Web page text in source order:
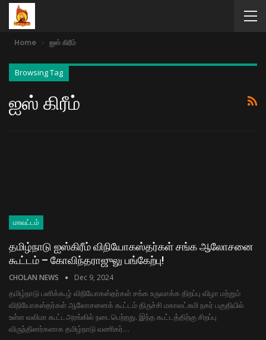
Home ஐஸ் கிரீம்
Browsing Tag
ஐஸ் கிரீம்
மாவட்டம்
தமிழ்நாடு ஐஸ்கிரீம் விநியோகஸ்தர்கள் சங்க ஆலோசனை
கூட்டம் – கோவிந்தராஜுலு பங்கேற்பு!
CHOLAN NEWS Dec 9, 2024
தமிழ்நாடு பனிக்கூழ் விநியோகஸ்தர்கள் சங்க உருவாக்க திறப்பு விழா மற்றும்
விநியோகஸ்தர்கள் ஆலோசனைக் கூட்டம் திருச்சி மகாலட்சுமி நகர் பகுதியில்
உள்ள வலிமா கூட்டஅரங்கில் நடைபெற்றது. இந்த கூட்டத்திற்கு சிறப்பு
விருந்தினர்களாக தமிழ்நாடு வணிகர்…